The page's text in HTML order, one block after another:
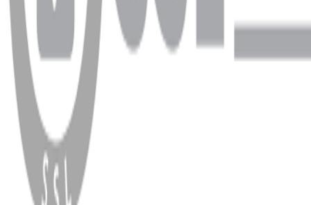
WhatsApp Facebook
Copyright
2026 Dükkan Hifi